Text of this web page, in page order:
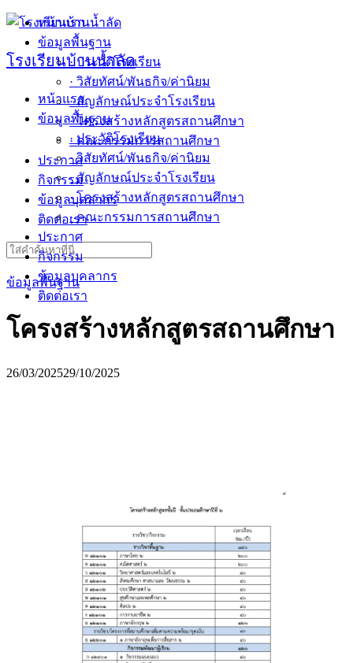
Skip
content
โรงเรียนบ้านน้ำลัด
หน้าแรก
ข้อมูลพื้นฐาน
· ประวัติโรงเรียน
· วิสัยทัศน์/พันธกิจ/ค่านิยม
· สัญลักษณ์ประจำโรงเรียน
· โครงสร้างหลักสูตรสถานศึกษา
· คณะกรรมการสถานศึกษา
ประกาศ
กิจกรรม
ข้อมูลบุคลากร
ติดต่อเรา
หน้าแรก
ข้อมูลพื้นฐาน
· ประวัติโรงเรียน
· วิสัยทัศน์/พันธกิจ/ค่านิยม
· สัญลักษณ์ประจำโรงเรียน
· โครงสร้างหลักสูตรสถานศึกษา
· คณะกรรมการสถานศึกษา
ประกาศ
กิจกรรม
ข้อมูลบุคลากร
ติดต่อเรา
Search
for:
ข้อมูลพื้นฐาน
โครงสร้างหลักสูตรสถานศึกษา
26/03/202529/10/2025